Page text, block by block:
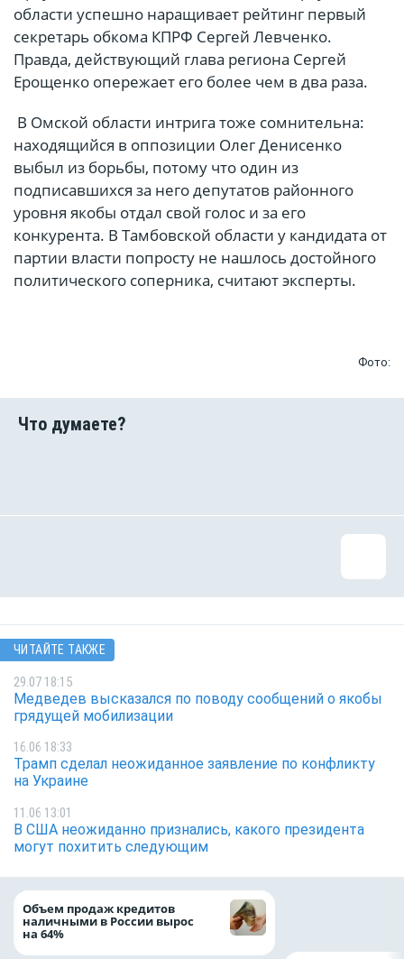
области успешно наращивает рейтинг первый
секретарь обкома КПРФ Сергей Левченко.
Правда, действующий глава региона Сергей
Ерощенко опережает его более чем в два раза.
В Омской области интрига тоже сомнительна:
находящийся в оппозиции Олег Денисенко
выбыл из борьбы, потому что один из
подписавшихся за него депутатов районного
уровня якобы отдал свой голос и за его
конкурента. В Тамбовской области у кандидата от
партии власти попросту не нашлось достойного
политического соперника, считают эксперты.
Фото:
ЧИТАЙТЕ ТАКЖЕ
29.07 18:15
Медведев высказался по поводу сообщений о якобы
грядущей мобилизации
16.06 18:33
Трамп сделал неожиданное заявление по конфликту
на Украине
11.06 13:01
В США неожиданно признались, какого президента
могут похитить следующим
Объем продаж кредитов
наличными в России вырос
на 64%